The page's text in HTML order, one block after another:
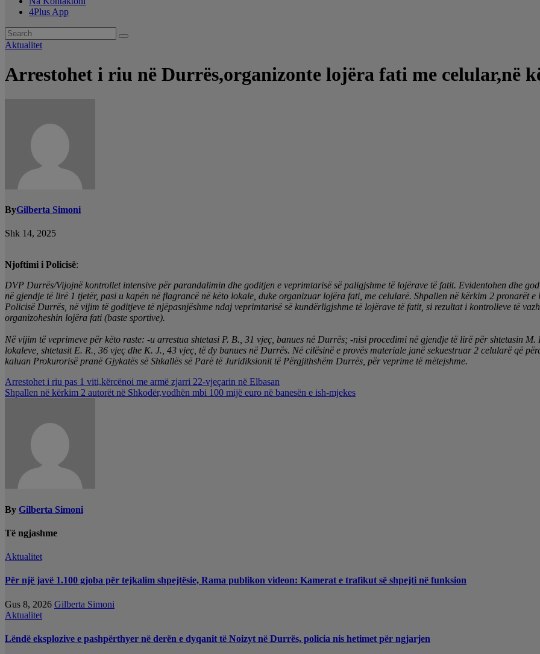
4Plus App
Aktualitet
Arrestohet i riu në Durrës,organizonte lojëra fati me celular,në
ByGilberta Simoni
Shk 14, 2025
Njoftimi i Policisë:
DVP Durrës/Vijojnë kontrollet intensive për parandalimin dhe goditjen e veprimtarisë së paligjshme të lojërave të fatit. Evidentohen dhe
në gjendje të lirë 1 tjetër, pasi u kapën në flagrancë në këto lokale, duke organizuar lojëra fati, me celularë. Shpallen në kërkim 2 pronarët
Policisë Durrës, në vijim të goditjeve të njëpasnjëshme ndaj veprimtarisë së kundërligjshme të lojërave të fatit, si rezultat i kontrolleve të
organizoheshin lojëra fati (baste sportive).
Në vijim të veprimeve për këto raste: -u arrestua shtetasi P. B., 31 vjeç, banues në Durrës; -nisi procedimi në gjendje të lirë për shtetasin
lokaleve, shtetasit E. R., 36 vjeç dhe K. J., 43 vjeç, të dy banues në Durrës. Në cilësinë e provës materiale janë sekuestruar 2 celularë që
kaluan Prokurorisë pranë Gjykatës së Shkallës së Parë të Juridiksionit të Përgjithshëm Durrës, për veprime të mëtejshme.
Lëvizje
te
Arrestohet i riu pas 1 viti,kërcënoi me armë zjarri 22-vjeçarin në Elbasan
Shpallen në kërkim 2 autorët në Shkodër,vodhën mbi 100 mijë euro në banesën e ish-mjekes
By Gilberta Simoni
Të ngjashme
Aktualitet
Për një javë 1.100 gjoba për tejkalim shpejtësie, Rama publikon videon: Kamerat e trafikut së shpejti në funksion
Gus 8, 2026 Gilberta Simoni
Aktualitet
Lëndë eksplozive e pashpërthyer në derën e dyqanit të Noizyt në Durrës, policia nis hetimet për ngjarjen